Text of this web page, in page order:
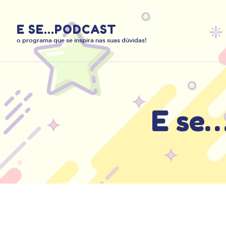
E SE...PODCAST
o programa que se inspira nas suas dúvidas!
E